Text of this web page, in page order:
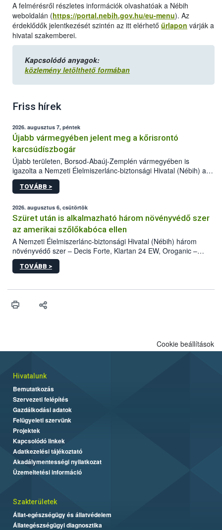
A felmérésről részletes információk olvashatóak a Nébih
weboldalán (https://portal.nebih.gov.hu/eu-menu). Az
érdeklődők jelentkezését szintén az itt elérhető űrlapon várják a
hivatal szakemberei.
Kapcsolódó anyagok:
közlemény letölthető formában
Friss hírek
2026. augusztus 7, péntek
Újabb vármegyében jelent meg a kőrisrontó
karcsúdíszbogár
Újabb területen, Borsod-Abaúj-Zemplén vármegyében is
igazolta a Nemzeti Élelmiszerlánc-biztonsági Hivatal (Nébih) a
kőrisrontó karcsúdíszbogár (Agrilus planipennis) jelenlétét. A
kártevőt nem csak színcsapdában találták meg, de már fertőzött
az intenzív felderítést, emellett az intézkedéseket a szlovák
hatósággal is összehangolják a terjedés megállítása érdekében.
TOVÁBB >
2026. augusztus 6, csütörtök
Szüret után is alkalmazható három növényvédő szer
az amerikai szőlőkabóca ellen
A Nemzeti Élelmiszerlánc-biztonsági Hivatal (Nébih) három
növényvédő szer – Decis Forte, Klartan 24 EW, Oroganic –
engedélyokiratát módosította, így azok a szüretet követően,
egészen a vesszőérettség (BBCH 91) stádiumáig
érésű szőlőkben is legyen lehetőség a károsító elleni további
felhasználók számára is elérhető és ökológiai termesztésben is
TOVÁBB >
Cookie beállítások
Hivatalunk
Bemutatkozás
Szervezeti felépítés
Gazdálkodási adatok
Felügyeleti szervünk
Projektek
Kapcsolódó linkek
Adatkezelési tájékoztató
Akadálymentességi nyilatkozat
Üzemeltetési információ
Szakterületek
Állat-egészségügy és állatvédelem
Állategészségügyi diagnosztika